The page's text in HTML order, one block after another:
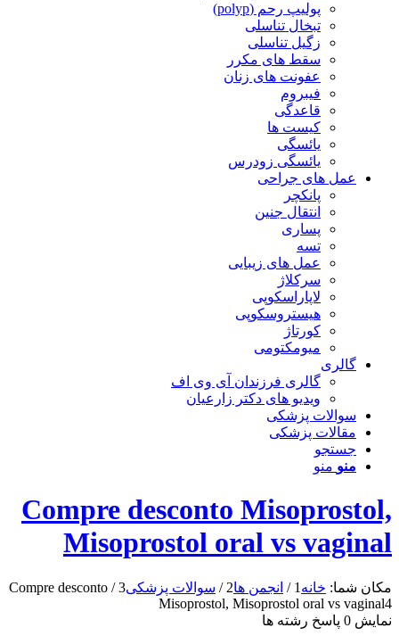
پولیپ رحم (polyp)
تبخال تناسلی
زگیل تناسلی
سقط های مکرر
عفونت های زنان
فیبروم
قاعدگی
کیست ها
یائسگی
یائسگی زودرس
عمل های جراحی
پانکچر
انتقال جنین
پساری
تسه
عمل های زیبایی
سرکلاژ
لاپاراسکوپی
هیستروسکوپی
کورتاژ
میومکتومی
گالری
گالری فرزندان آی وی اف
ویدیو های دکتر زارعیان
سوالات پزشکی
مقالات پزشکی
جستجو
منو منو
Compre desconto Misoprostol,
Misoprostol oral vs vaginal
مکان شما: خانه 1
/ انجمن ها2
/ سوالات پزشکی3
/
Compre desconto
Misoprostol, Misoprostol oral vs vaginal4
نمایش 0 پاسخ رشته ها